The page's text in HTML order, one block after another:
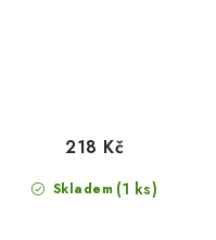
Skladem (1 ks)
218 Kč